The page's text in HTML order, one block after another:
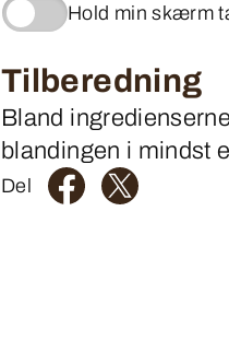
Hold min skærm
Tilberedning
Bland
blandingen i mindst
Del